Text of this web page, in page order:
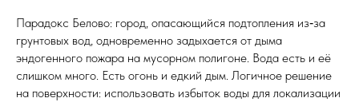
Парадокс Белово: город, опасающийся подтопления из‑за
грунтовых вод, одновременно задыхается от дыма
эндогенного пожара на мусорном полигоне. Вода есть и её
слишком много. Есть огонь и едкий дым. Логичное решение
на поверхности: использовать избыток воды для локализации